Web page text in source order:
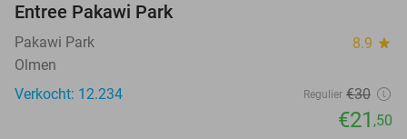
Entree Pakawi Park
Pakawi Park 8.9 star
Olmen
Verkocht: 12.234
Regulier €30
€21 ,50